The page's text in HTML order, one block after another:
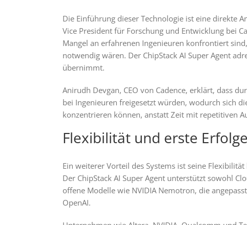
Die Einführung dieser Technologie ist eine direkte
Vice President für Forschung und Entwicklung bei
Mangel an erfahrenen Ingenieuren konfrontiert
notwendig wären. Der ChipStack AI Super Agent
übernimmt.
Anirudh Devgan, CEO von Cadence, erklärt, dass
bei Ingenieuren freigesetzt würden, wodurch sich
konzentrieren können, anstatt Zeit mit repetitiven
Flexibilität und erste
Ein weiterer Vorteil des Systems ist seine
Der ChipStack AI Super Agent unterstützt sowohl
offene Modelle wie NVIDIA Nemotron, die
OpenAI.